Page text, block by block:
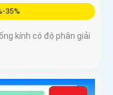
35%
kính có độ phân giải